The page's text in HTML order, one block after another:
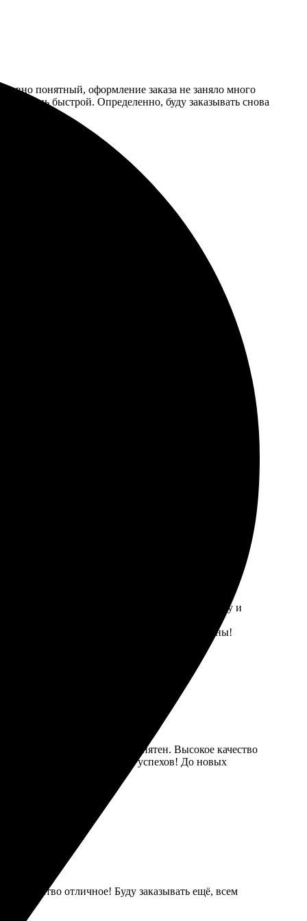
понятный, оформление заказа не заняло много
очень быстрой. Определенно, буду заказывать снова
Очень довольна результатом!
Получила качественные снимки, а доставка
фотографии быстро, качество на высоте!
Всю информацию про четкие размеры, бумагу и
сервис, остальные услуги тоже интересны!
на сайте интуитивно понятен. Высокое качество
свои снимки! Удачи вам и успехов! До новых
качество отличное! Буду заказывать ещё, всем